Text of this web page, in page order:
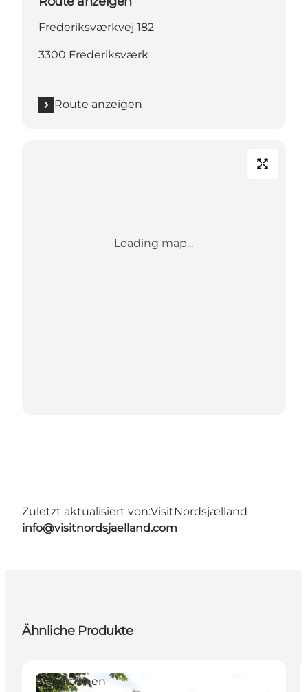
Frederiksværkvej 182
3300 Frederiksværk
Route anzeigen
Loading map...
Zuletzt aktualisiert von:VisitNordsjælland
info@visitnordsjaelland.com
Ähnliche Produkte
Attraktionen